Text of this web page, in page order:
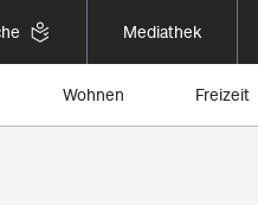
Mediathek
Wohnen Freizeit